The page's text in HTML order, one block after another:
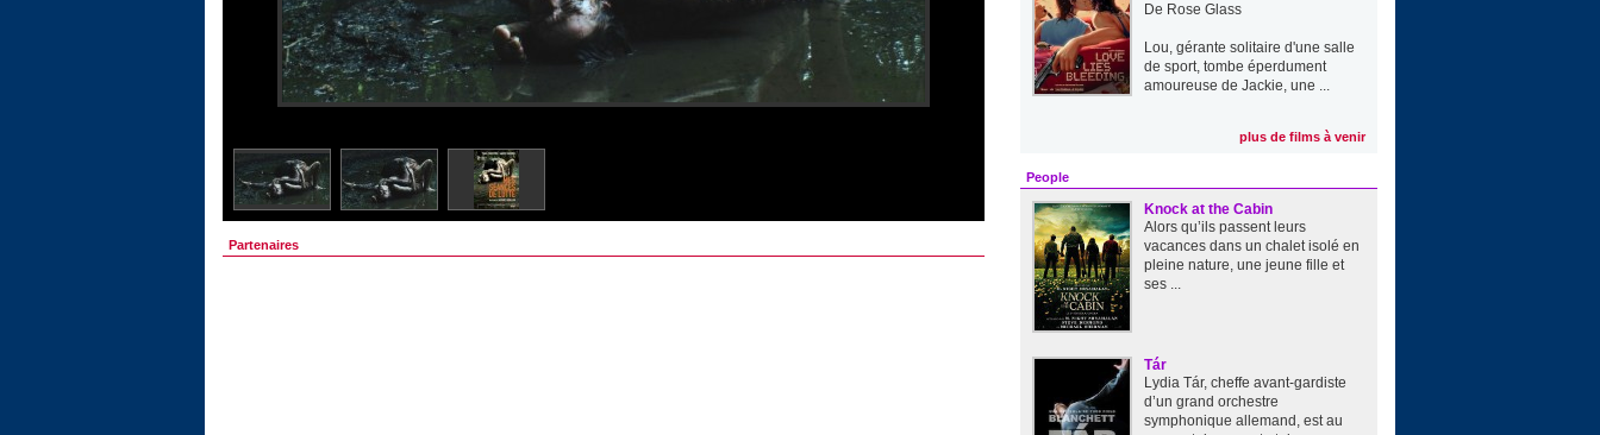
Partenaires
De Rose Glass
Lou, gérante solitaire d'une salle
de sport, tombe éperdument
amoureuse de Jackie, une ...
plus de films à venir
People
Knock at the Cabin
Alors qu’ils passent leurs
vacances dans un chalet isolé en
pleine nature, une jeune fille et
ses ...
Tár
Lydia Tár, cheffe avant-gardiste
d’un grand orchestre
symphonique allemand, est au